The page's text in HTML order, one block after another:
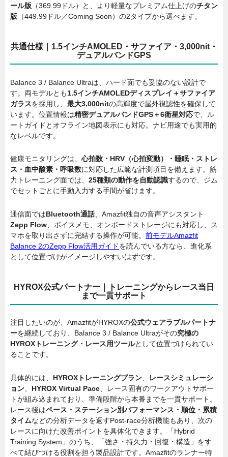
ール版 （369.99ドル）と、より軽量なプレミアム仕上げのチタン
版 （449.99ドル／Coming Soon）の2タイプから選べます。
共通仕様｜1.5インチAMOLED・サファイア・3,000nit・
デュアルバンドGPS
Balance 3 / Balance Ultraは、ハード面でも妥協のない設計で
す。両モデルとも1.5インチAMOLEDディスプレイ＋サファイア
ガラスを採用し、 最大3,000nitの高輝度で屋外視認性を確保して
います。位置情報は精密デュアルバンドGPS＋6衛星対応で、ル
ートガイドとオフライン地図表示にも対応。ナビ用途でも実用的
なレベルです。
健康モニタリングは、 心拍数・HRV（心拍変動）・睡眠・ストレ
ス・血中酸素・呼吸数に対応した広範な計測項目を備えます。筋
力トレーニング面では、 25種類の動作を自動認識するので、ジム
でセットごとに手動入力する手間が省けます。
通信面ではBluetooth通話、Amazfit独自の音声アシスタント
Zepp Flow 、ボイスメモ、オンボードストレージにも対応し、ス
マホを取り出さずに完結する操作が可能。 前モデルAmazfit
Balance 2のZepp Flow活用ガイドを読んでいる方なら、進化系
として位置づけがイメージしやすいはずです。
HYROX公式パートナー｜トレーニングからレース当日
まで一貫サポート
注目したいのが、AmazfitがHYROXの公式ウェアラブルパートナ
ーを継続しており、Balance 3 / Balance Ultraがその究極の
HYROXトレーニング・レース用ツールとして位置づけられてい
ることです。
具体的には、 HYROXトレーニングプラン
レースシミュレーシ
ョン
HYROX Virtual Pace 、レース固有のワークアウトサポー
トが組み込まれており、準備段階から本番までを一貫サポート。
レース後はペース・ステーション別パフォーマンス・順位・累積
タイムなどの分析データを返すPost-race分析機能もあり、次の
レースに向けた改善ポイントを具体化できます。「Hybrid
Training System」のうち、「強さ・持久力・回復・構造」をす
べて結びつける役割を担う製品設計です。Amazfitのランナー特